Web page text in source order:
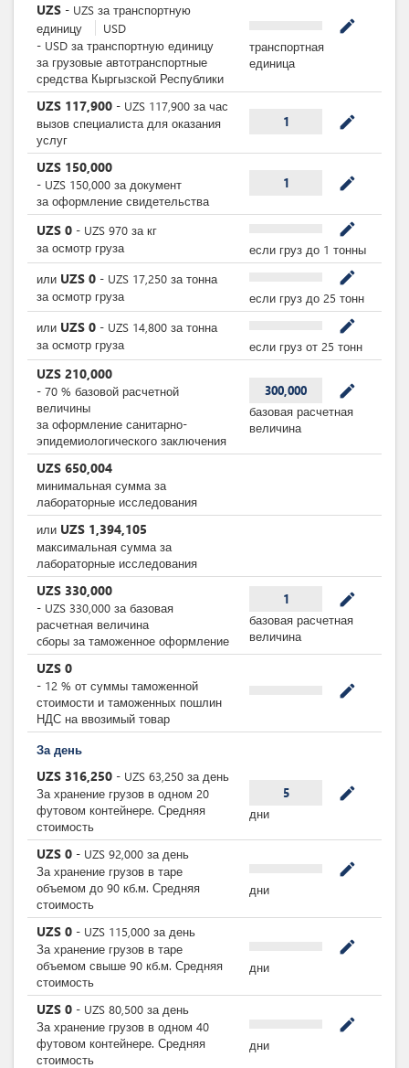
UZS - UZS за транспортную
единицу
USD
- USD за транспортную единицу
за грузовые автотранспортные
средства Кыргызской Республики
mode_edit
транспортная
единица
UZS 117,900 - UZS 117,900 за час
вызов специалиста для оказания
услуг
1 mode_edit
UZS 150,000
- UZS 150,000 за документ
за оформление свидетельства
1 mode_edit
UZS 0 - UZS 970 за кг
за осмотр груза
mode_edit
если груз до 1 тонны
или UZS 0 - UZS 17,250 за тонна
за осмотр груза
mode_edit
если груз до 25 тонн
или UZS 0 - UZS 14,800 за тонна
за осмотр груза
mode_edit
если груз от 25 тонн
UZS 210,000
- 70 % базовой расчетной
величины
за оформление санитарно-
эпидемиологического заключения
300,000 mode_edit
базовая расчетная
величина
UZS 650,004
минимальная сумма за
лабораторные исследования
или UZS 1,394,105
максимальная сумма за
лабораторные исследования
UZS 330,000
- UZS 330,000 за базовая
расчетная величина
cборы за таможенное оформление
1 mode_edit
базовая расчетная
величина
UZS 0
- 12 % от суммы таможенной
стоимости и таможенных пошлин
НДС на ввозимый товар
mode_edit
За день
UZS 316,250 - UZS 63,250 за день
За хранение грузов в одном 20
футовом контейнере. Средняя
стоимость
5 mode_edit
дни
UZS 0 - UZS 92,000 за день
За хранение грузов в таре
объемом до 90 кб.м. Средняя
стоимость
mode_edit
дни
UZS 0 - UZS 115,000 за день
За хранение грузов в таре
объемом свыше 90 кб.м. Средняя
стоимость
mode_edit
дни
UZS 0 - UZS 80,500 за день
За хранение грузов в одном 40
футовом контейнере. Средняя
стоимость
mode_edit
дни